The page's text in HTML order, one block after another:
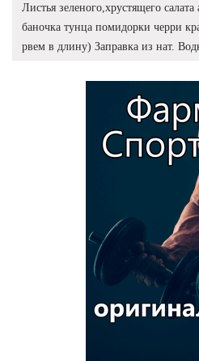
Листья зеленого,хрустящего
баночка тунца помидорки черри
рвем в длину) Заправка из нат.